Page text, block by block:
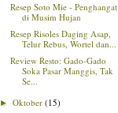
Resep Soto Mie - Penghangat
di Musim Hujan
Resep Risoles Daging Asap,
Telur Rebus, Wortel dan...
Review Resto: Gado-Gado
Soka Pasar Manggis, Tak
Se...
►Oktober(15)